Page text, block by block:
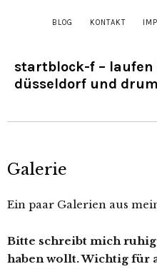
BLOG KONTAKT
startblock-f – laufen
düsseldorf und
Galerie
Ein paar Galerien aus
Bitte schreibt mich
haben wollt. Wichtig für